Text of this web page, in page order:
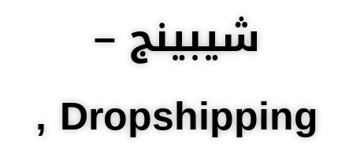
شيبينج –
Dropshipping ,